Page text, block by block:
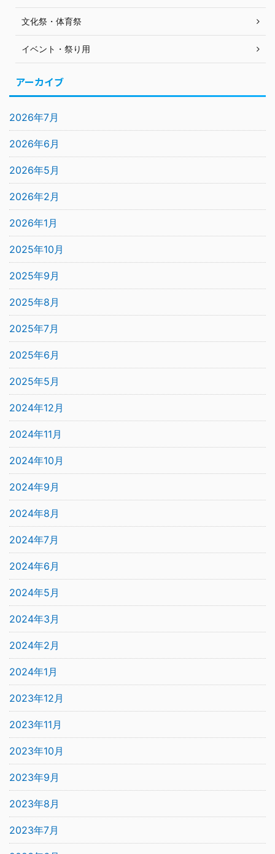
文化祭・体育祭
イベント・祭り用
アーカイブ
2026年7月
2026年6月
2026年5月
2026年2月
2026年1月
2025年10月
2025年9月
2025年8月
2025年7月
2025年6月
2025年5月
2024年12月
2024年11月
2024年10月
2024年9月
2024年8月
2024年7月
2024年6月
2024年5月
2024年3月
2024年2月
2024年1月
2023年12月
2023年11月
2023年10月
2023年9月
2023年8月
2023年7月